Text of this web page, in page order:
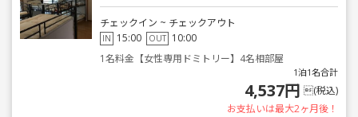
チェックイン ~ チェックアウト
IN 15:00 OUT 10:00
1名料金【女性専用ドミトリー】4名相部屋
1泊1名合計
4,537円 (税込)
お支払いは最大2ヶ月後！